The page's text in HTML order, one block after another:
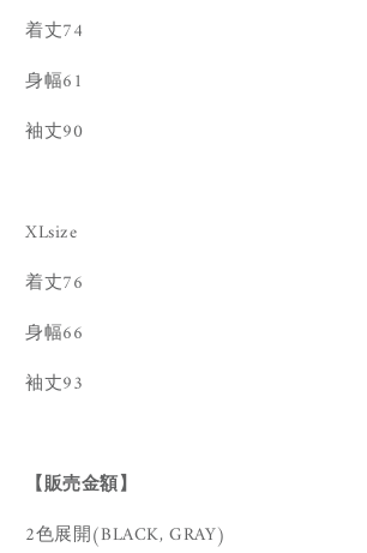
着丈74
身幅61
袖丈90
XLsize
着丈76
身幅66
袖丈93
【販売金額】
2色展開(BLACK, GRAY)